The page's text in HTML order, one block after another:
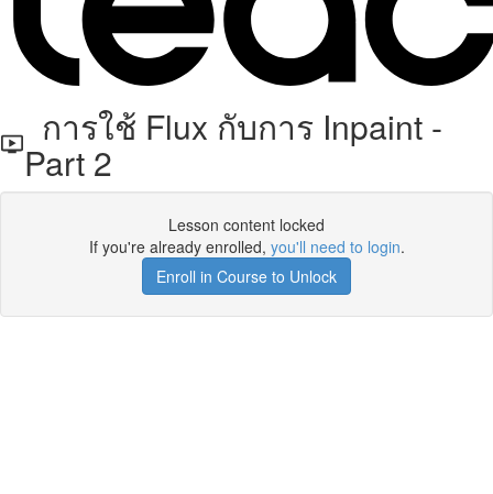
การใช้ Flux กับการ Inpaint -
Part 2
Lesson content locked
If you're already enrolled, you'll need to login.
Enroll in Course to Unlock